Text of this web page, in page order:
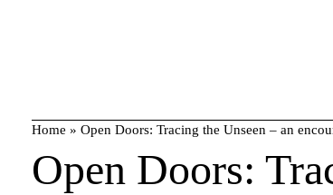
Home » Open Doors: Tracing the Unseen – an
Open Doors: